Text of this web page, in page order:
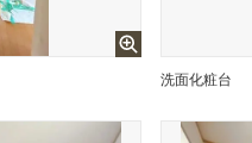
洗面化粧台